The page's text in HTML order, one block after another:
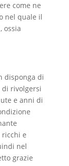
come ne
nel quale il
ossia
disponga di
rivolgersi
e anni di
e
nel
grazie